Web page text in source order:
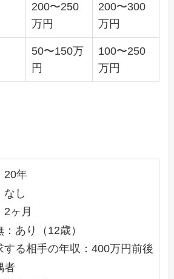
200〜250
万円
200〜300
万円
50〜150万
円
100〜250
万円
20年
なし
ヶ月
あり（12歳）
する相手の年収：400万円前後
者